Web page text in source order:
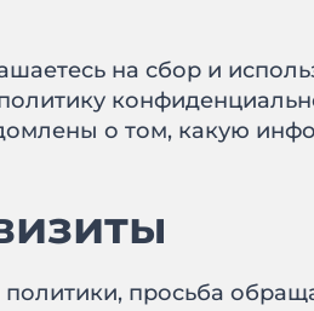
на сбор и
о том, какую
просьба